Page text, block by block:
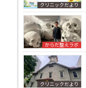
クリニックだより
からだ整えラボ
クリニックだより